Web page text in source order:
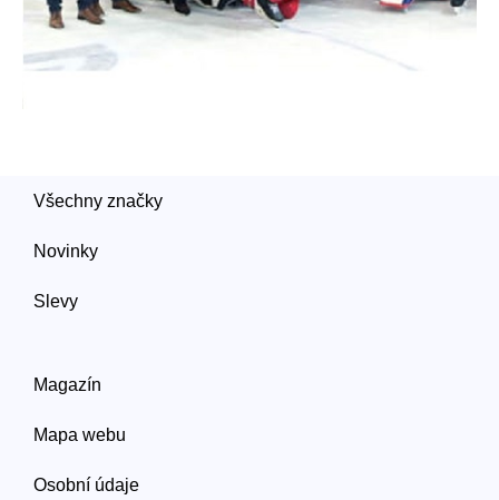
Všechny značky
Novinky
Slevy
Magazín
Mapa webu
Osobní údaje